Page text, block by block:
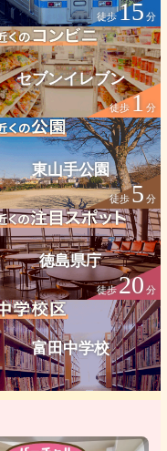
徒歩15 分
セブンイレブン
徒歩1 分
東山手公園
徒歩5 分
徳島県庁
徒歩20分
富田中学校